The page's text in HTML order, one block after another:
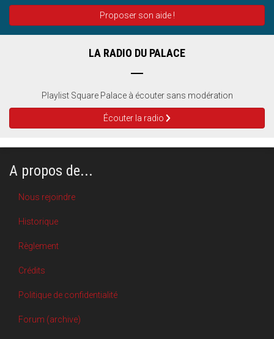
Proposer son aide !
LA RADIO DU PALACE
Playlist Square Palace à écouter sans modération
Écouter la radio
A propos de...
Nous rejoindre
Historique
Règlement
Crédits
Politique de confidentialité
Forum (archive)